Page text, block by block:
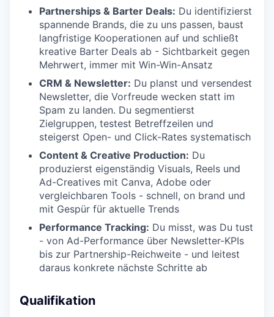
Partnerships & Barter Deals: Du identifizierst
spannende Brands, die zu uns passen, baust
langfristige Kooperationen auf und schließt
kreative Barter Deals ab - Sichtbarkeit gegen
Mehrwert, immer mit Win-Win-Ansatz
CRM & Newsletter: Du planst und versendest
Newsletter, die Vorfreude wecken statt im
Spam zu landen. Du segmentierst
Zielgruppen, testest Betreffzeilen und
steigerst Open- und Click-Rates systematisch
Content & Creative Production: Du
produzierst eigenständig Visuals, Reels und
Ad-Creatives mit Canva, Adobe oder
vergleichbaren Tools - schnell, on brand und
mit Gespür für aktuelle Trends
Performance Tracking: Du misst, was Du tust
- von Ad-Performance über Newsletter-KPIs
bis zur Partnership-Reichweite - und leitest
daraus konkrete nächste Schritte ab
Qualifikation